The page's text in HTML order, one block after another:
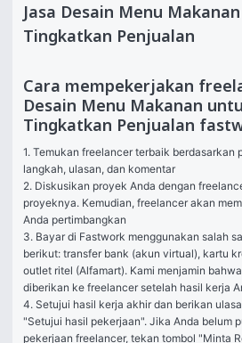
Jasa Desain Menu
Tingkatkan Penjualan
Cara mempekerjakan
Desain Menu Makanan
Tingkatkan Penjualan
1. Temukan freelancer terbaik berdasarkan
langkah, ulasan, dan komentar
2. Diskusikan proyek Anda dengan
proyeknya. Kemudian, freelancer akan
Anda pertimbangkan
3. Bayar di Fastwork menggunakan salah
berikut: transfer bank (akun virtual), kartu
outlet ritel (Alfamart). Kami menjamin
diberikan ke freelancer setelah hasil kerja
4. Setujui hasil kerja akhir dan berikan
"Setujui hasil pekerjaan". Jika Anda belum
pekerjaan freelancer, tekan tombol "Minta